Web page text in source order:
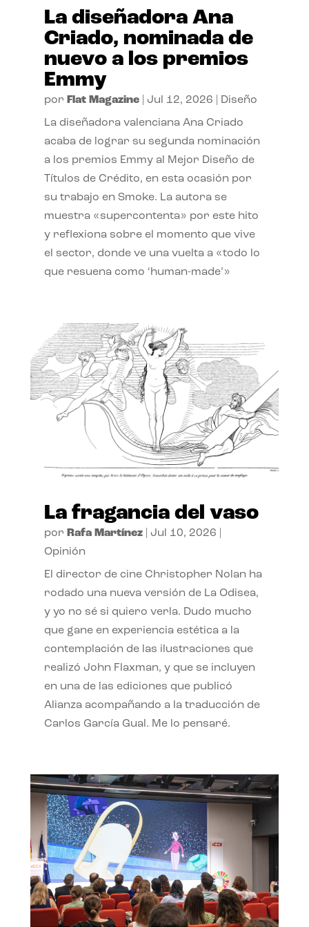
La diseñadora Ana
Criado, nominada de
nuevo a los premios
Emmy
por Flat Magazine| Jul 12, 2026 Diseño
La diseñadora valenciana Ana Criado
acaba de lograr su segunda nominación
a los premios Emmy al Mejor Diseño de
Títulos de Crédito, en esta ocasión por
su trabajo en Smoke. La autora se
muestra «supercontenta» por este hito
y reflexiona sobre el momento que vive
el sector, donde ve una vuelta a «todo lo
que resuena como ‘human-made’»
La fragancia del vaso
por Rafa Martínez| Jul 10, 2026
Opinión
El director de cine Christopher Nolan ha
rodado una nueva versión de La Odisea,
y yo no sé si quiero verla. Dudo mucho
que gane en experiencia estética a la
contemplación de las ilustraciones que
realizó John Flaxman, y que se incluyen
en una de las ediciones que publicó
Alianza acompañando a la traducción de
Carlos García Gual. Me lo pensaré.